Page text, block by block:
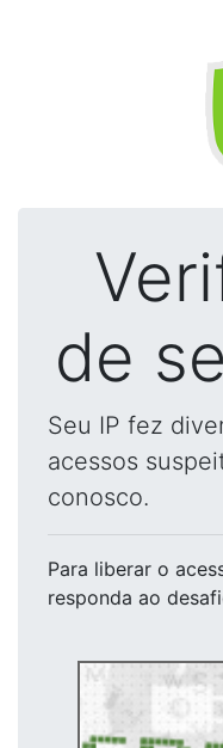
de
Seu IP fez
acessos
conosco.
Para liberar o
responda ao